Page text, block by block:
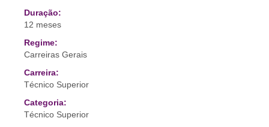
Duração:
12 meses
Regime:
Carreiras Gerais
Carreira:
Técnico Superior
Categoria:
Técnico Superior